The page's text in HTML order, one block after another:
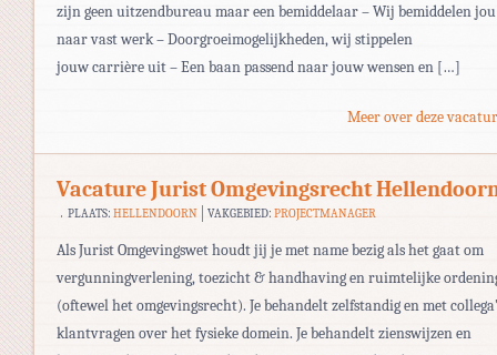
zijn geen uitzendbureau maar een bemiddelaar – Wij bemiddelen jou
naar vast werk – Doorgroeimogelijkheden, wij stippelen
jouw carrière uit – Een baan passend naar jouw wensen en […]
Meer over deze
Vacature Jurist Omgevingsrecht
PLAATS: HELLENDOORN VAKGEBIED:PROJECTMANAGER
Als Jurist Omgevingswet houdt jij je met name bezig als het gaat om
vergunningverlening, toezicht & handhaving en ruimtelijke
(oftewel het omgevingsrecht). Je behandelt zelfstandig en met
klantvragen over het fysieke domein. Je behandelt zienswijzen en